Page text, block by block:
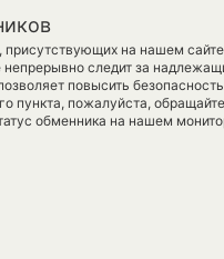
на нашем
следит за
повысить
пункта, пожалуйста,
обменника на нашем